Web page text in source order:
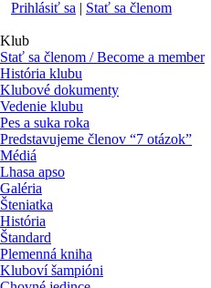
Prihlásiť sa | Stať sa členom
Klub
Stať sa členom / Become a member
História klubu
Klubové dokumenty
Vedenie klubu
Pes a suka roka
Predstavujeme členov “7 otázok”
Médiá
Lhasa apso
Galéria
Šteniatka
História
Štandard
Plemenná kniha
Kluboví šampióni